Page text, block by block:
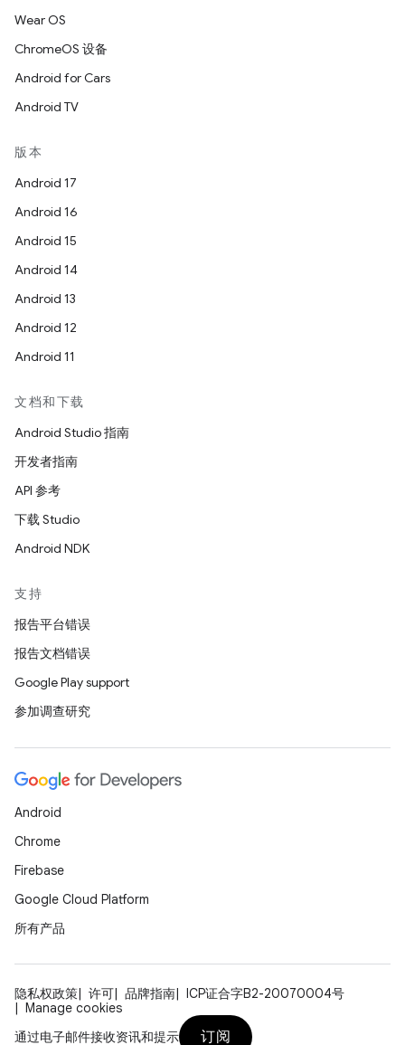
Wear OS
ChromeOS 设备
Android for Cars
Android TV
版本
Android 17
Android 16
Android 15
Android 14
Android 13
Android 12
Android 11
文档和下载
Android Studio 指南
开发者指南
API 参考
下载 Studio
Android NDK
支持
报告平台错误
报告文档错误
Google Play support
参加调查研究
Android
Chrome
Firebase
Google Cloud Platform
所有产品
隐私权政策 许可 品牌指南
ICP证合字B2-20070004号
Manage cookies
通过电子邮件接收资讯和提示
订阅